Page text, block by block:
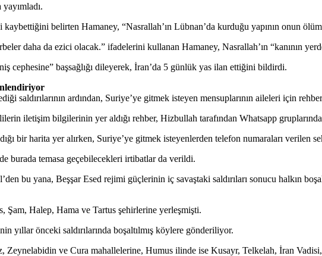
belirten Hamaney, “Nasrallah’ın Lübnan’da kurduğu yapının onun
daha da ezici olacak.” ifadelerini kullanan Hamaney, Nasrallah’ın “kanının
cephesine” başsağlığı dileyerek, İran’da 5 günlük yas ilan ettiğini bildirdi.
saldırılarının ardından, Suriye’ye gitmek isteyen mensuplarının aileleri için
iletişim bilgilerinin yer aldığı rehber, Hizbullah tarafından Whatsapp gruplarında
bir harita yer alırken, Suriye’ye gitmek isteyenlerden telefon numaraları verilen
burada temasa geçebilecekleri irtibatlar da verildi.
bu yana, Beşşar Esed rejimi güçlerinin iç savaştaki saldırıları sonucu halkın
Şam, Halep, Hama ve Tartus şehirlerine yerleşmişti.
yıllar önceki saldırılarında boşaltılmış köylere gönderiliyor.
ve Cura mahallelerine, Humus ilinde ise Kusayr, Telkelah, İran